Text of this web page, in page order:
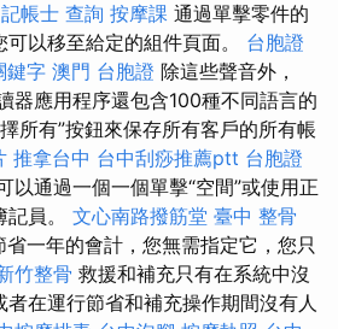
記帳士 查詢 按摩課 通過單擊零件的
以移至給定的組件頁面。 台胞證
鍵字 澳門 台胞證 除這些聲音外，
器應用程序還包含100種不同語言的
所有”按鈕來保存所有客戶的所有帳
推拿台中 台中刮痧推薦ptt 台胞證
以通過一個一個單擊“空間”或使用正
員。 文心南路撥筋堂 臺中 整骨
省一年的會計，您無需指定它，您只
竹整骨 救援和補充只有在系統中沒
在運行節省和補充操作期間沒有人